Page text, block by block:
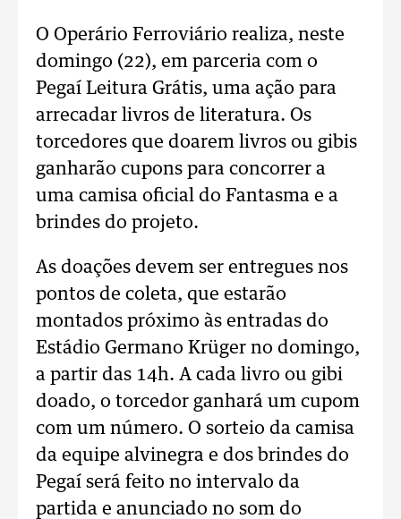
O Operário Ferroviário realiza, neste
domingo (22), em parceria com o
Pegaí Leitura Grátis, uma ação para
arrecadar livros de literatura. Os
torcedores que doarem livros ou gibis
ganharão cupons para concorrer a
uma camisa oficial do Fantasma e a
brindes do projeto.
As doações devem ser entregues nos
pontos de coleta, que estarão
montados próximo às entradas do
Estádio Germano Krüger no domingo,
a partir das 14h. A cada livro ou gibi
doado, o torcedor ganhará um cupom
com um número. O sorteio da camisa
da equipe alvinegra e dos brindes do
Pegaí será feito no intervalo da
partida e anunciado no som do